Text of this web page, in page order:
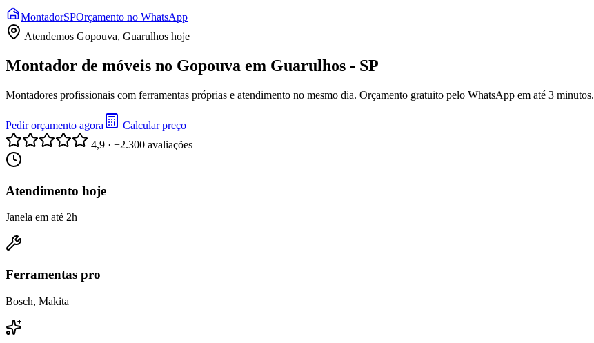
MontadorSPOrçamento no WhatsApp
Atendemos Gopouva, Guarulhos hoje
Montador de móveis no Gopouva em Guarulhos - SP
Montadores profissionais com ferramentas próprias e atendimento no mesmo dia. Orçamento gratuito pelo WhatsApp em até 3 minutos.
Pedir orçamento agora
Calcular preço
4,9 · +2.300 avaliações
Atendimento hoje
Janela em até 2h
Ferramentas pro
Bosch, Makita